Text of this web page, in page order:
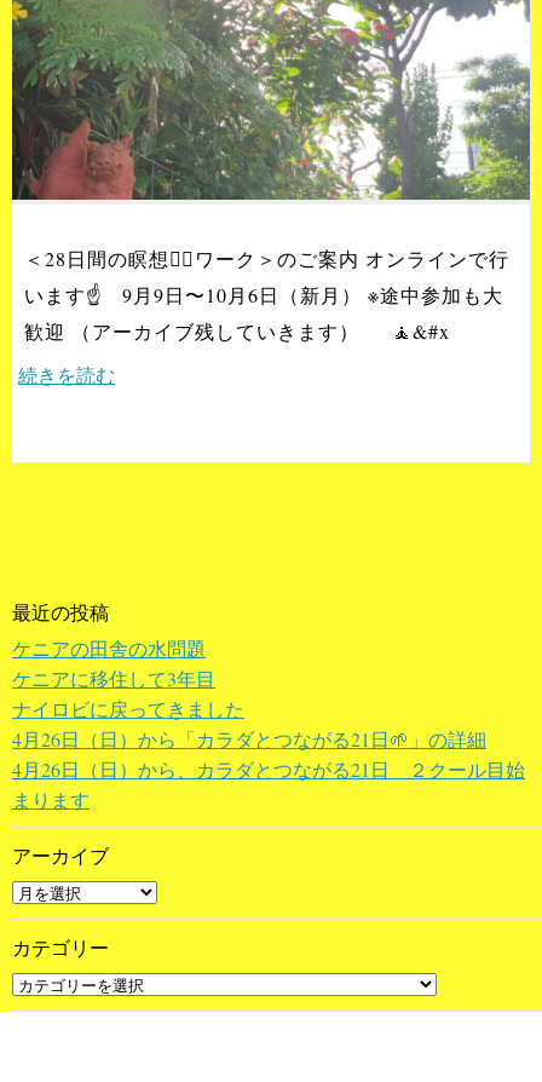
＜28日間の瞑想🧘‍♂️ワーク＞のご案内 オンラインで行
います☝️ 9月9日〜10月6日（新月） ※途中参加も大
歓迎 （アーカイブ残していきます） 🧘&#x
続きを読む
最近の投稿
ケニアの田舎の水問題
ケニアに移住して3年目
ナイロビに戻ってきました
4月26日（日）から「カラダとつながる21日🌱」の詳細
4月26日（日）から、カラダとつながる21日 ２クール目始
まります
アーカイブ
カテゴリー